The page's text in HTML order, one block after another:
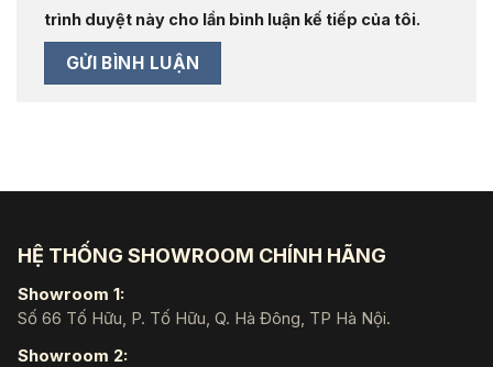
trình duyệt này cho lần bình luận kế tiếp của tôi.
HỆ THỐNG SHOWROOM CHÍNH HÃNG
Showroom 1:
Số 66 Tố Hữu, P. Tố Hữu, Q. Hà Đông, TP Hà Nội.
Showroom 2: